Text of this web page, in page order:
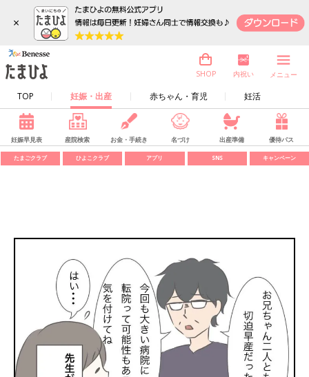
×
TOP 妊娠・出産 赤ちゃん・育児 妊活
SHOP 内祝い メニュー
妊娠早見表 産院検索 お金・手続き 名づけ 出産準備 優待パス
たまごクラブ ひよこクラブ アプリ SNS キャンペーン